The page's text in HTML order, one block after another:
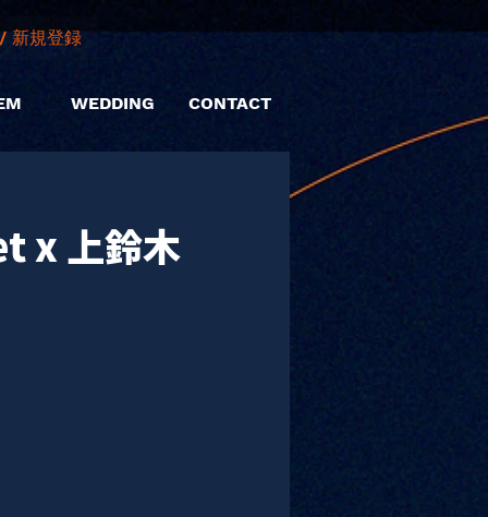
新規登録
WEDDING CONTACT
x 上鈴木